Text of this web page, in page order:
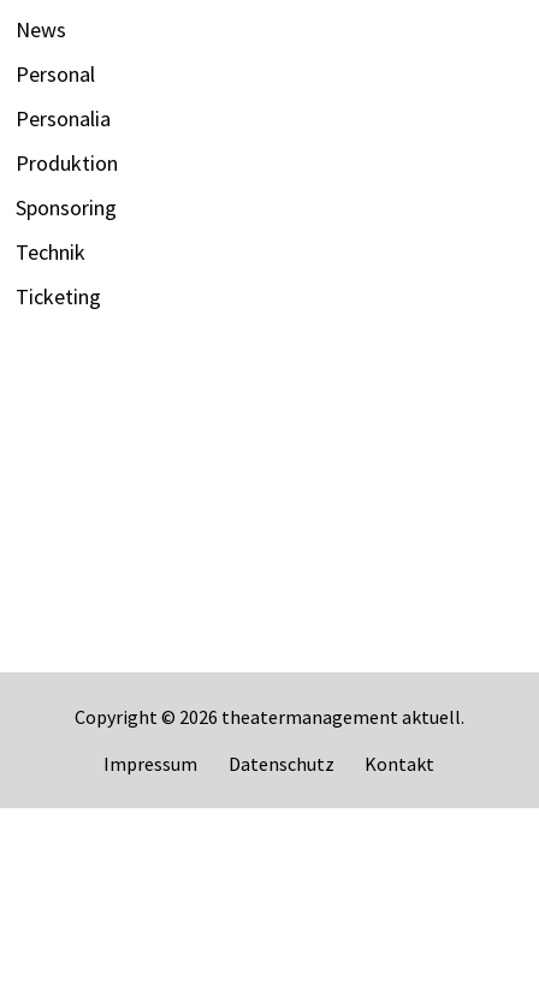
News
Personal
Personalia
Produktion
Sponsoring
Technik
Ticketing
Copyright © 2026 theatermanagement aktuell.
Impressum
Datenschutz Kontakt